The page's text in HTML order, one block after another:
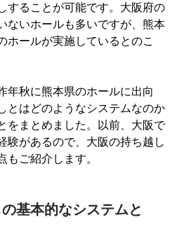
することが可能です。大阪府の
ないホールも多いですが、熊本
ホールが実施しているとのこ
年秋に熊本県のホールに出向
とはどのようなシステムなのか
をまとめました。以前、大阪で
験があるので、大阪の持ち越し
もご紹介します。
基本的なシステムと